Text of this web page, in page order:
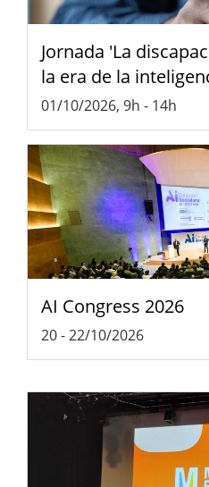
Jornada 'La
la era de la
01/10/2026, 9h - 14h
AI Congress 2026
20-22/10/2026